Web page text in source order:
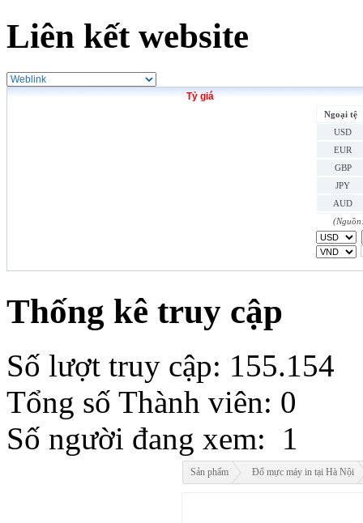
Liên kết website
Tỷ giá
Ngoại tệ
USD
EUR
GBP
JPY
AUD
HKD
SGD
THB
SEK
Thống kê truy cập
Số lượt truy cập: 155.154
Tổng số Thành viên: 0
Số người đang xem: 1
Sản phẩm Đổ mực máy in tại Hà Nội